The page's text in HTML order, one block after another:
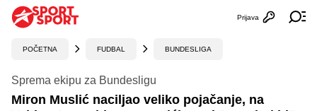
Otvori
Prijava
POČETNA FUDBAL BUNDESLIGA
Sprema ekipu za Bundesligu
Miron Muslić naciljao veliko pojačanje, na